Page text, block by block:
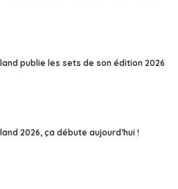
publie les sets de son édition 2026
2026, ça débute aujourd’hui !